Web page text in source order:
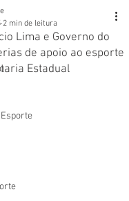
Lima e Governo do
de apoio ao esporte
Estadual
2 min de leitura